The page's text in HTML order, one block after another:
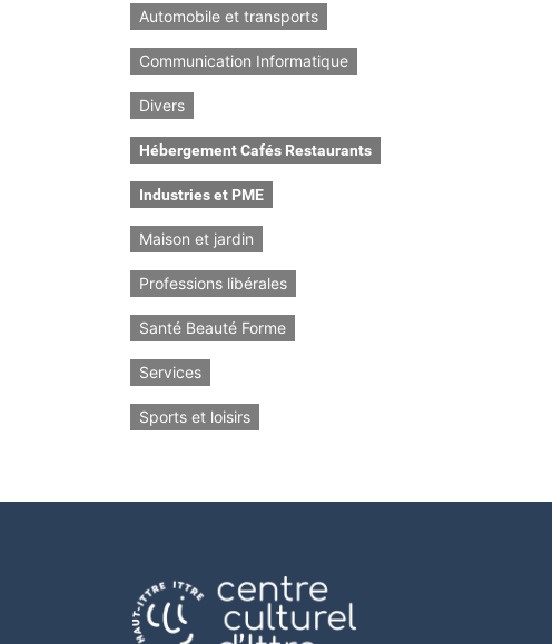
Automobile et transports
Communication Informatique
Divers
Hébergement Cafés Restaurants
Industries et PME
Maison et jardin
Professions libérales
Santé Beauté Forme
Services
Sports et loisirs